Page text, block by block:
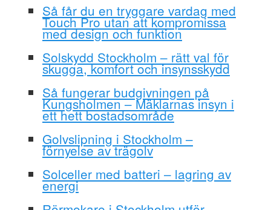
Så får du en tryggare vardag med
Touch Pro utan att kompromissa
med design och funktion
Solskydd Stockholm – rätt val för
skugga, komfort och insynsskydd
Så fungerar budgivningen på
Kungsholmen – Mäklarnas insyn i
ett hett bostadsområde
Golvslipning i Stockholm –
förnyelse av trägolv
Solceller med batteri – lagring av
energi